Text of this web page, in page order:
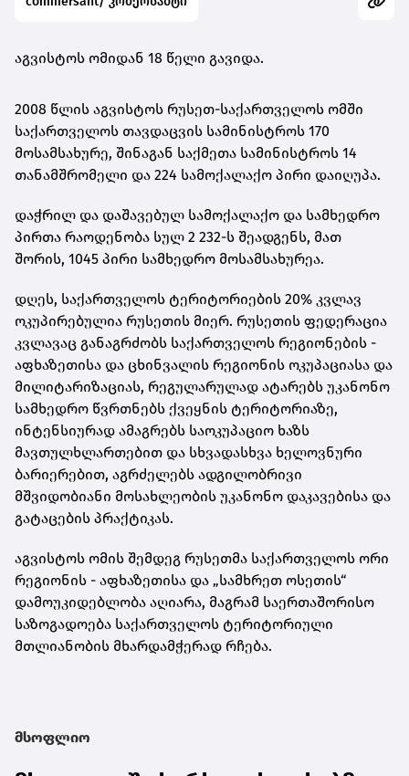
აგვისტოს ომიდან 18 წელი გავიდა.
2008 წლის აგვისტოს რუსეთ-საქართველოს ომში
საქართველოს თავდაცვის სამინისტროს 170
მოსამსახურე, შინაგან საქმეთა სამინისტროს 14
თანამშრომელი და 224 სამოქალაქო პირი დაიღუპა.
დაჭრილ და დაშავებულ სამოქალაქო და სამხედრო
პირთა რაოდენობა სულ 2 232-ს შეადგენს, მათ
შორის, 1045 პირი სამხედრო მოსამსახურეა.
დღეს, საქართველოს ტერიტორიების 20% კვლავ
ოკუპირებულია რუსეთის მიერ. რუსეთის ფედერაცია
კვლავაც განაგრძობს საქართველოს რეგიონების -
აფხაზეთისა და ცხინვალის რეგიონის ოკუპაციასა და
მილიტარიზაციას, რეგულარულად ატარებს უკანონო
სამხედრო წვრთნებს ქვეყნის ტერიტორიაზე,
ინტენსიურად ამაგრებს საოკუპაციო ხაზს
მავთულხლართებით და სხვადასხვა ხელოვნური
ბარიერებით, აგრძელებს ადგილობრივი
მშვიდობიანი მოსახლეობის უკანონო დაკავებისა და
გატაცების პრაქტიკას.
აგვისტოს ომის შემდეგ რუსეთმა საქართველოს ორი
რეგიონის - აფხაზეთისა და „სამხრეთ ოსეთის“
დამოუკიდებლობა აღიარა, მაგრამ საერთაშორისო
საზოგადოება საქართველოს ტერიტორიული
მთლიანობის მხარდამჭერად რჩება.
მსოფლიო